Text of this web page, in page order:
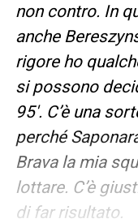
non contro. In
anche
rigore ho
si possono
95′. C’è una
perché
Brava la mia
lottare. C’è
di far risultato.